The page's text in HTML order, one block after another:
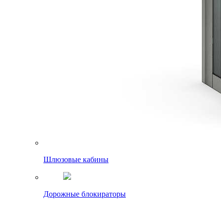
Шлюзовые кабины
Дорожные блокираторы